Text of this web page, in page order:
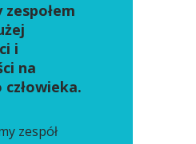
zespołem
i
na
zespół